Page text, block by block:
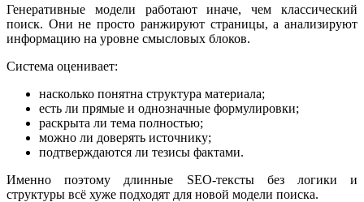
Генеративные модели работают иначе, чем классический
поиск. Они не просто ранжируют страницы, а анализируют
информацию на уровне смысловых блоков.
Система оценивает:
насколько понятна структура материала;
есть ли прямые и однозначные формулировки;
раскрыта ли тема полностью;
можно ли доверять источнику;
подтверждаются ли тезисы фактами.
Именно поэтому длинные SEO-тексты без логики и
структуры всё хуже подходят для новой модели поиска.